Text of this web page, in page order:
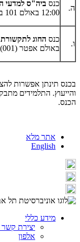
ה.
כנס ביה"ס למדעי
12:00 באולם 101 בבניין נפתלי.
ו.
כנס החוג לתקשורת
באולם אפטר (001) בבניין נפתלי.
בכנס תינתן אפשרות
והייעוץ. התלמידים
הכנס.
אתר מלא
English
מידע כללי
יצירת קשר
אלפון